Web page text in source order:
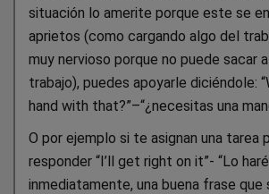
situación lo amerite porque este se
aprietos (como cargando algo del
muy nervioso porque no puede sacar
trabajo), puedes apoyarle diciéndole:
hand with that?”–“¿necesitas una
O por ejemplo si te asignan una tarea
responder “I’ll get right on it”- “Lo haré
inmediatamente, una buena frase que